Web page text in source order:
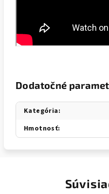
Dodatočné
Kategória:
Hmotnosť: